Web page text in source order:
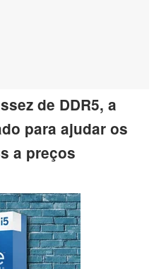
de DDR5, a
para ajudar os
a preços